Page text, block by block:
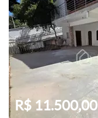
R$ 11.500,00